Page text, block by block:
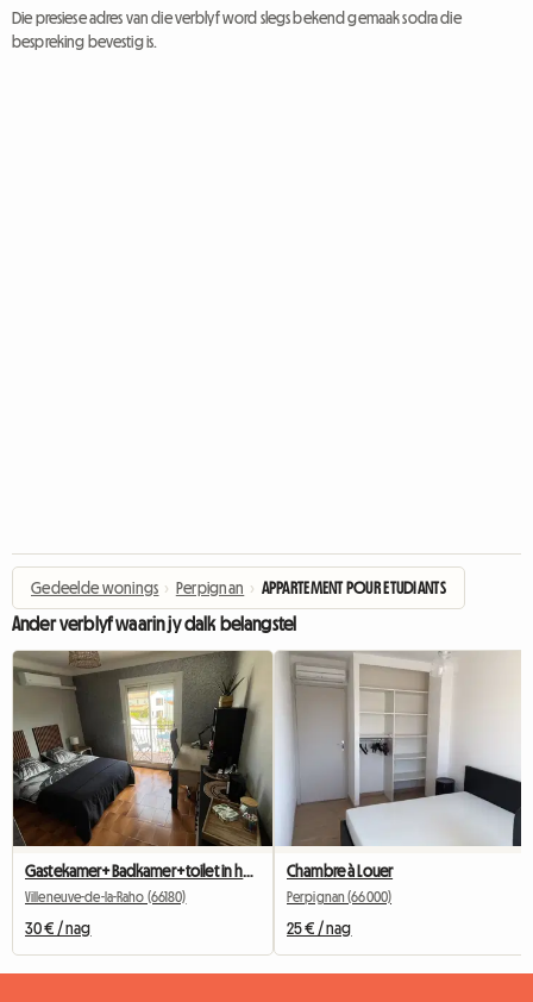
Die presiese adres van die verblyf word slegs bekend gemaak sodra die
bespreking bevestig is.
Gedeelde wonings › Perpignan › APPARTEMENT POUR ETUDIANTS
Ander verblyf waarin jy dalk belangstel
Villeneuve-de-la-Raho (66180)
30 € / nag
Chambre à Louer
Perpignan (66000)
25 € / nag